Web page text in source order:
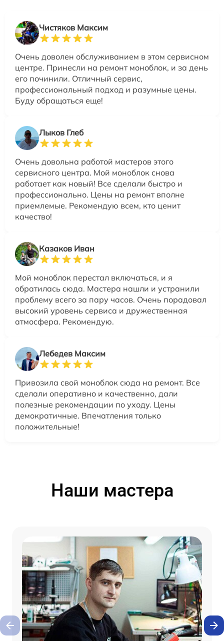
Чистяков Максим
Очень доволен обслуживанием в этом сервисном
центре. Принесли на ремонт моноблок, и за день
его починили. Отличный сервис,
профессиональный подход и разумные цены.
Буду обращаться еще!
Лыков Глеб
Очень довольна работой мастеров этого
сервисного центра. Мой моноблок снова
работает как новый! Все сделали быстро и
профессионально. Цены на ремонт вполне
приемлемые. Рекомендую всем, кто ценит
качество!
Казаков Иван
Мой моноблок перестал включаться, и я
обратилась сюда. Мастера нашли и устранили
проблему всего за пару часов. Очень порадовал
высокий уровень сервиса и дружественная
атмосфера. Рекомендую.
Лебедев Максим
Привозила свой моноблок сюда на ремонт. Все
сделали оперативно и качественно, дали
полезные рекомендации по уходу. Цены
демократичные. Впечатления только
положительные!
Наши мастера